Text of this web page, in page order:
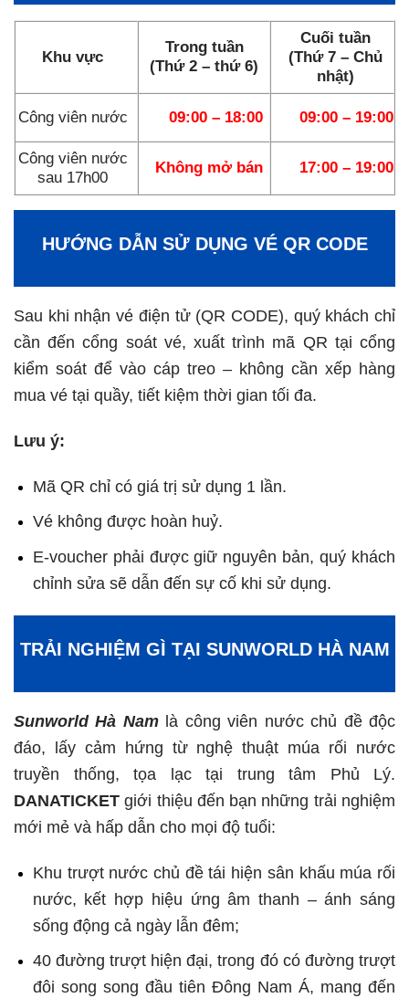
Khu vực
Trong tuần
(Thứ 2 – thứ 6)
Cuối tuần
(Thứ 7 – Chủ
nhật)
Công viên nước 09:00 – 18:00 09:00 – 19:00
Công viên nước
sau 17h00
Không mở bán 17:00 – 19:00
HƯỚNG DẪN SỬ DỤNG VÉ QR CODE
Sau khi nhận vé điện tử (QR CODE), quý khách chỉ
cần đến cổng soát vé, xuất trình mã QR tại cổng
kiểm soát để vào cáp treo – không cần xếp hàng
mua vé tại quầy, tiết kiệm thời gian tối đa.
Lưu ý:
Mã QR chỉ có giá trị sử dụng 1 lần.
Vé không được hoàn huỷ.
E-voucher phải được giữ nguyên bản, quý khách
chỉnh sửa sẽ dẫn đến sự cố khi sử dụng.
TRẢI NGHIỆM GÌ TẠI SUNWORLD HÀ NAM
Sunworld Hà Namlà công viên nước chủ đề độc
đáo, lấy cảm hứng từ nghệ thuật múa rối nước
truyền thống, tọa lạc tại trung tâm Phủ Lý.
DANATICKET giới thiệu đến bạn những trải nghiệm
mới mẻ và hấp dẫn cho mọi độ tuổi:
Khu trượt nước chủ đề tái hiện sân khấu múa rối
nước, kết hợp hiệu ứng âm thanh – ánh sáng
sống động cả ngày lẫn đêm;
40 đường trượt hiện đại, trong đó có đường trượt
đôi song song đầu tiên Đông Nam Á, mang đến